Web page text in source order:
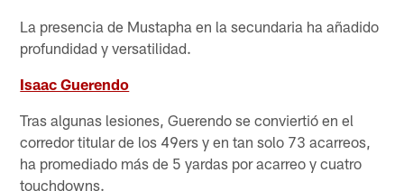
La presencia de Mustapha en la secundaria ha añadido
profundidad y versatilidad.
Isaac Guerendo
Tras algunas lesiones, Guerendo se conviertió en el
corredor titular de los 49ers y en tan solo 73 acarreos,
ha promediado más de 5 yardas por acarreo y cuatro
touchdowns.